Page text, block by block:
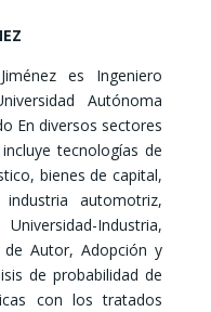
es Ingeniero
Autónoma
En diversos sectores
tecnologías de
bienes de capital,
automotriz,
Industria,
de Autor, Adopción y
de probabilidad de
con los tratados